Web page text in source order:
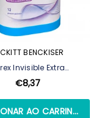
BENCKISER
Invisible Extra
- 12 Preservativos
€8,37
AO CARRINHO